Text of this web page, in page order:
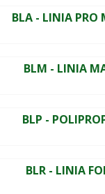
BLA - LINIA PRO
BLM - LINIA
BLP -
BLR - LINIA